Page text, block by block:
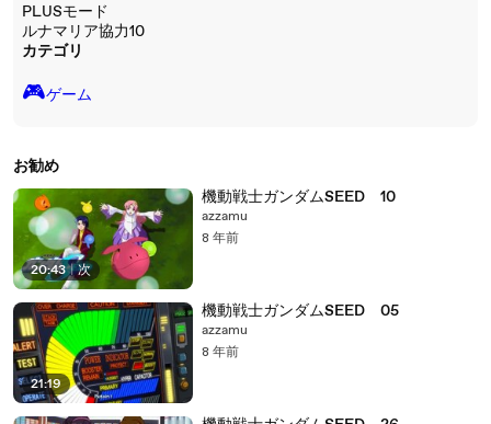
PLUSモード
ルナマリア協力10
カテゴリ
🎮️ゲーム
お勧め
20:43 | 次
機動戦士ガンダムSEED 10
azzamu
8 年前
21:19
機動戦士ガンダムSEED 05
azzamu
8 年前